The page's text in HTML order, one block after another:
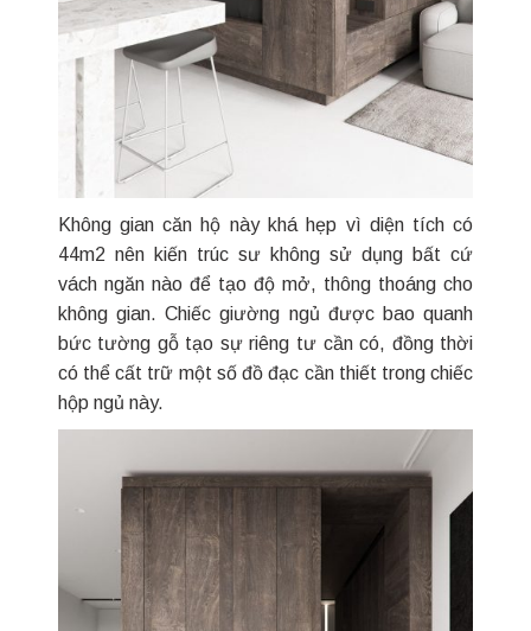
Không gian căn hộ này khá hẹp vì diện tích có
44m2 nên kiến trúc sư không sử dụng bất cứ
vách ngăn nào để tạo độ mở, thông thoáng cho
không gian. Chiếc giường ngủ được bao quanh
bức tường gỗ tạo sự riêng tư cần có, đồng thời
có thể cất trữ một số đồ đạc cần thiết trong chiếc
hộp ngủ này.